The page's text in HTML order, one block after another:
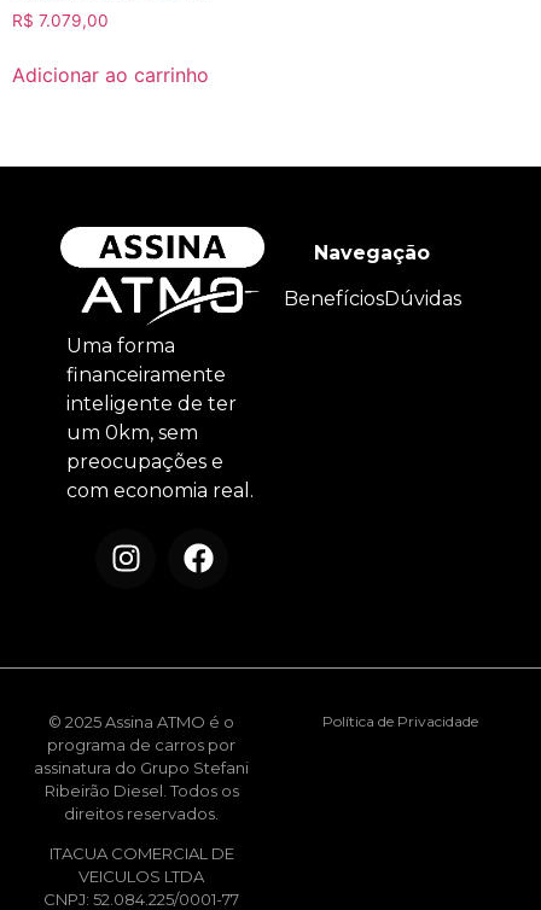
R$ 7.079,00
Adicionar ao carrinho
Uma forma
financeiramente
inteligente de ter
um 0km, sem
preocupações e
com economia real.
Navegação
BenefíciosDúvidas
© 2025 Assina ATMO é o
programa de carros por
assinatura do Grupo Stefani
Ribeirão Diesel. Todos os
direitos reservados.
ITACUA COMERCIAL DE
VEICULOS LTDA
CNPJ: 52.084.225/0001-77
Política de Privacidade